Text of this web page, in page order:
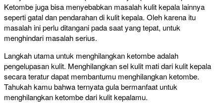
Ketombe juga bisa menyebabkan masalah kulit kepala lainnya
seperti gatal dan pendarahan di kulit kepala. Oleh karena itu
masalah ini perlu ditangani pada saat yang tepat, untuk
menghindari masalah serius.
Langkah utama untuk menghilangkan ketombe adalah
pengelupasan kulit. Menghilangkan sel kulit mati dari kulit kepala
secara teratur dapat membantumu menghilangkan ketombe.
Tahukah kamu bahwa ternyata gula bermanfaat untuk
menghilangkan ketombe dari kulit kepalamu.